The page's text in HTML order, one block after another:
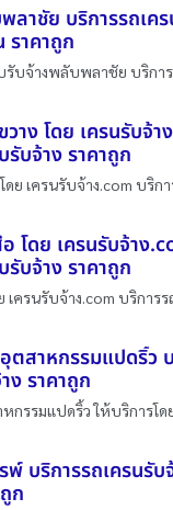
ลาชัย บริการรถเค
ราคาถูก
รับจ้างพลับพลาชัย บริกา
าง โดย เครนรับจ้
รับจ้าง ราคาถูก
ดย เครนรับจ้าง.com บริก
โดย เครนรับจ้าง
รับจ้าง ราคาถูก
เครนรับจ้าง.com บริการ
ตสาหกรรมแปดริ้ว
ง ราคาถูก
กรรมแปดริ้ว ให้บริการโด
บริการรถเครนรับ
ก